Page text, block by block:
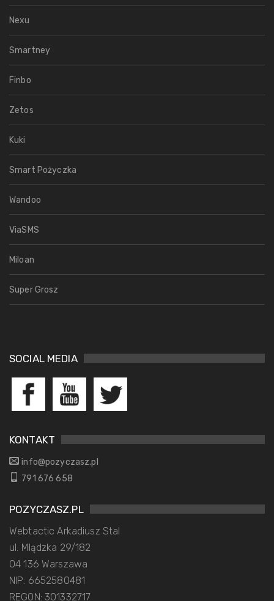
Nexu
Smartney
Finbo
Zetos
Kuki
Smart Pożyczka
Wandoo
ViaSMS
Miloan
Super Grosz
SOCIAL MEDIA
KONTAKT
info@pozyczasz.pl
791 676 658
POZYCZASZ.PL
Webtactic Arkadiusz Stal
ul. Mlądzka 29/182
04 136 Warszawa
NIP: 6652580481
REGON: 301332717